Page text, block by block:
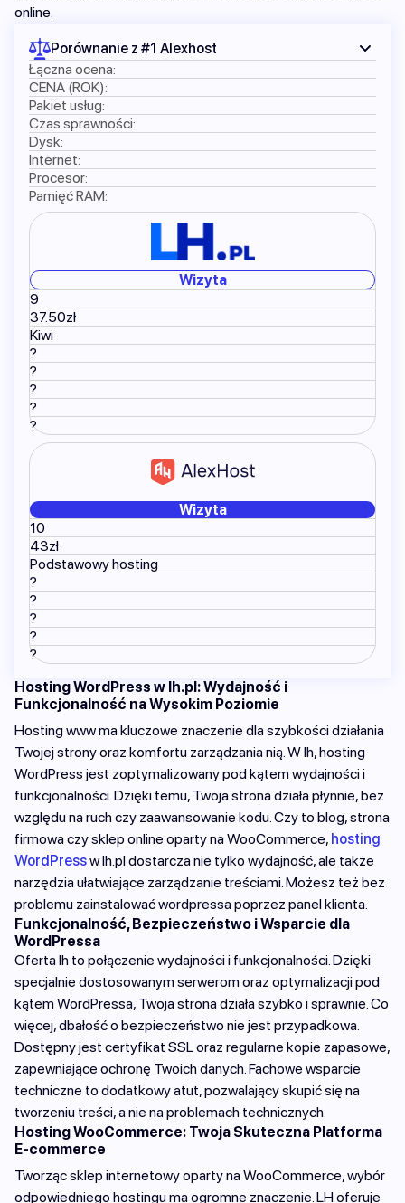
online.
Porównanie z #1 Alexhost
Łączna ocena:
CENA (ROK):
Pakiet usług:
Czas sprawności:
Dysk:
Internet:
Procesor:
Pamięć RAM:
Wizyta
9
37.50zł
Kiwi
?
?
?
?
?
Wizyta
10
43zł
Podstawowy hosting
?
?
?
?
?
Hosting WordPress w lh.pl: Wydajność i
Funkcjonalność na Wysokim Poziomie
Hosting www ma kluczowe znaczenie dla szybkości działania
Twojej strony oraz komfortu zarządzania nią. W lh, hosting
WordPress jest zoptymalizowany pod kątem wydajności i
funkcjonalności. Dzięki temu, Twoja strona działa płynnie, bez
względu na ruch czy zaawansowanie kodu. Czy to blog, strona
firmowa czy sklep online oparty na WooCommerce, hosting
WordPressw lh.pl dostarcza nie tylko wydajność, ale także
narzędzia ułatwiające zarządzanie treściami. Możesz też bez
problemu zainstalować wordpressa poprzez panel klienta.
Funkcjonalność, Bezpieczeństwo i Wsparcie dla
WordPressa
Oferta lh to połączenie wydajności i funkcjonalności. Dzięki
specjalnie dostosowanym serwerom oraz optymalizacji pod
kątem WordPressa, Twoja strona działa szybko i sprawnie. Co
więcej, dbałość o bezpieczeństwo nie jest przypadkowa.
Dostępny jest certyfikat SSL oraz regularne kopie zapasowe,
zapewniające ochronę Twoich danych. Fachowe wsparcie
techniczne to dodatkowy atut, pozwalający skupić się na
tworzeniu treści, a nie na problemach technicznych.
Hosting WooCommerce: Twoja Skuteczna Platforma
E-commerce
Tworząc sklep internetowy oparty na WooCommerce, wybór
odpowiedniego hostingu ma ogromne znaczenie. LH oferuje